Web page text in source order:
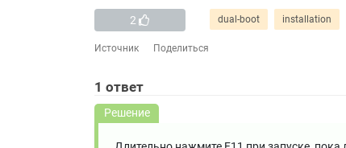
2 dual-boot installation
Источник Поделиться
1 ответ
Решение